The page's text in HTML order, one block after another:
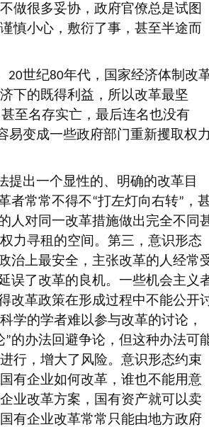
做很多妥协，政府官僚总是试图
慎小心，敷衍了事，甚至半途而
20世纪80年代，国家经济体制改
下的既得利益，所以改革最坚
至名存实亡，最后连名也没有
易变成一些政府部门重新攫取权力
出一个显性的、明确的改革目
者常常不得不“打左灯向右转” ，
人对同一改革措施做出完全不同
力寻租的空间。第三，意识形态
治上最安全，主张改革的人经常
误了改革的良机。一些机会主义
改革政策在形成过程中不能公开
学的学者难以参与改革的讨论，
”的办法回避争论，但这种办法可
行，增大了风险。意识形态约束
有企业如何改革，谁也不能用意
业改革方案，国有资产就可以卖
有企业改革常常只能由地方政府